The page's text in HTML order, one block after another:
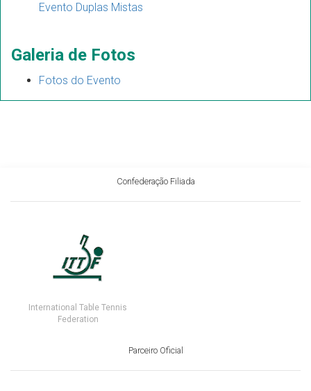
Evento Duplas Mistas
Galeria de Fotos
Fotos do Evento
Confederação Filiada
International Table Tennis
Federation
Parceiro Oficial